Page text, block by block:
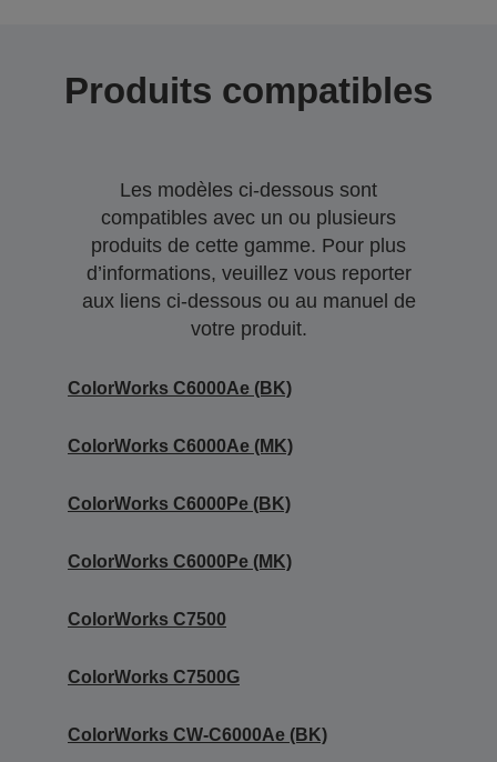
Produits compatibles
Les modèles ci-dessous sont
compatibles avec un ou plusieurs
produits de cette gamme. Pour plus
d’informations, veuillez vous reporter
aux liens ci-dessous ou au manuel de
votre produit.
ColorWorks C6000Ae (BK)
ColorWorks C6000Ae (MK)
ColorWorks C6000Pe (BK)
ColorWorks C6000Pe (MK)
ColorWorks C7500
ColorWorks C7500G
ColorWorks CW-C6000Ae (BK)